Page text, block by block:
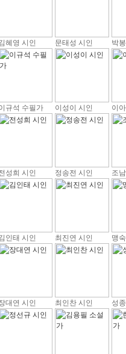
혜영 시인 문태성 시인 박
규석 수필가 이성이 시인 이
성희 시인 정송전 시인 조
인태 시인 최진연 시인 맹
대연 시인 최인찬 시인 성